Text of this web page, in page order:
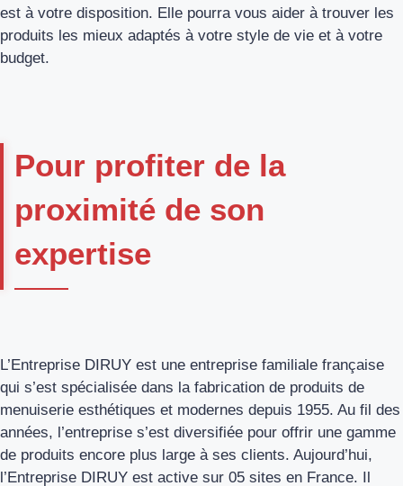
est à votre disposition. Elle pourra vous aider à trouver les
produits les mieux adaptés à votre style de vie et à votre
budget.
Pour profiter de la
proximité de son
expertise
L’Entreprise DIRUY est une entreprise familiale française
qui s’est spécialisée dans la fabrication de produits de
menuiserie esthétiques et modernes depuis 1955. Au fil des
années, l’entreprise s’est diversifiée pour offrir une gamme
de produits encore plus large à ses clients. Aujourd’hui,
l’Entreprise DIRUY est active sur 05 sites en France. Il